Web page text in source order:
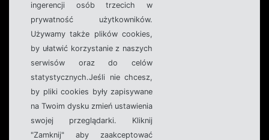
ingerencji osób trzecich w
prywatność użytkowników.
Używamy także plików cookies,
by ułatwić korzystanie z naszych
serwisów oraz do celów
statystycznych.Jeśli nie chcesz,
by pliki cookies były zapisywane
na Twoim dysku zmień ustawienia
swojej przeglądarki. Kliknij
"Zamknij" aby zaakceptować